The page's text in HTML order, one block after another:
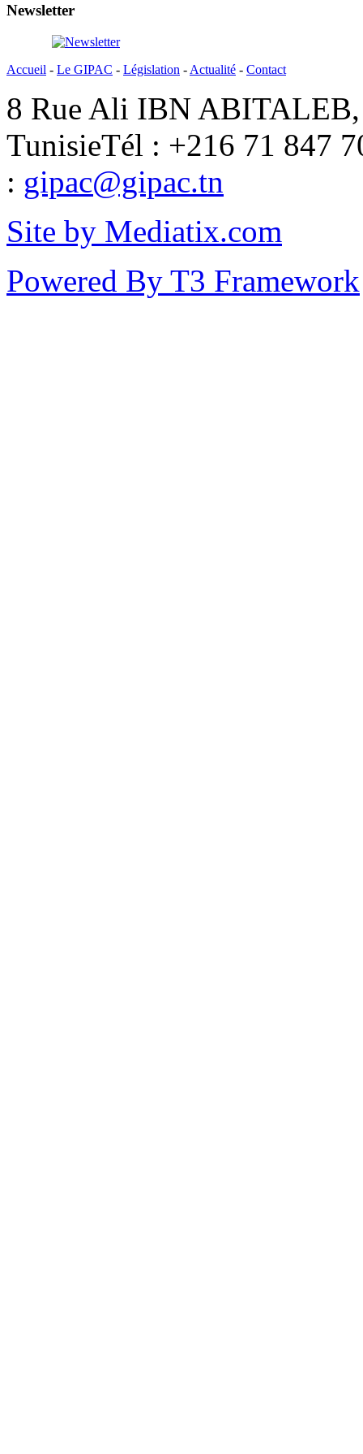
Newsletter
Accueil - Le GIPAC - Législation - Actualité - Contact
8 Rue Ali IBN ABITALEB,
TunisieTél : +216 71 847
: gipac@gipac.tn
Site by Mediatix.com
Powered By T3 Framework